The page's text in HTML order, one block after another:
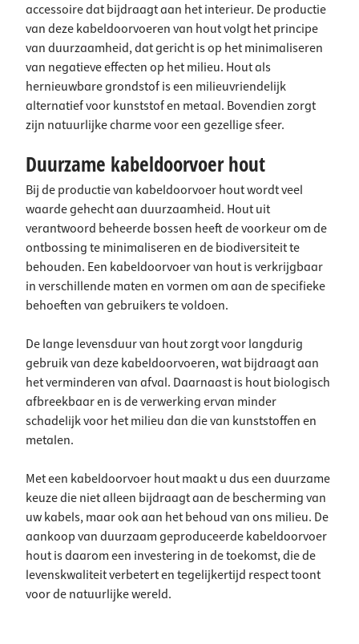
accessoire dat bijdraagt aan het interieur. De productie
van deze kabeldoorvoeren van hout volgt het principe
van duurzaamheid, dat gericht is op het minimaliseren
van negatieve effecten op het milieu. Hout als
hernieuwbare grondstof is een milieuvriendelijk
alternatief voor kunststof en metaal. Bovendien zorgt
zijn natuurlijke charme voor een gezellige sfeer.
Duurzame kabeldoorvoer hout
Bij de productie van kabeldoorvoer hout wordt veel
waarde gehecht aan duurzaamheid. Hout uit
verantwoord beheerde bossen heeft de voorkeur om de
ontbossing te minimaliseren en de biodiversiteit te
behouden. Een kabeldoorvoer van hout is verkrijgbaar
in verschillende maten en vormen om aan de specifieke
behoeften van gebruikers te voldoen.
De lange levensduur van hout zorgt voor langdurig
gebruik van deze kabeldoorvoeren, wat bijdraagt aan
het verminderen van afval. Daarnaast is hout biologisch
afbreekbaar en is de verwerking ervan minder
schadelijk voor het milieu dan die van kunststoffen en
metalen.
Met een kabeldoorvoer hout maakt u dus een duurzame
keuze die niet alleen bijdraagt aan de bescherming van
uw kabels, maar ook aan het behoud van ons milieu. De
aankoop van duurzaam geproduceerde kabeldoorvoer
hout is daarom een investering in de toekomst, die de
levenskwaliteit verbetert en tegelijkertijd respect toont
voor de natuurlijke wereld.